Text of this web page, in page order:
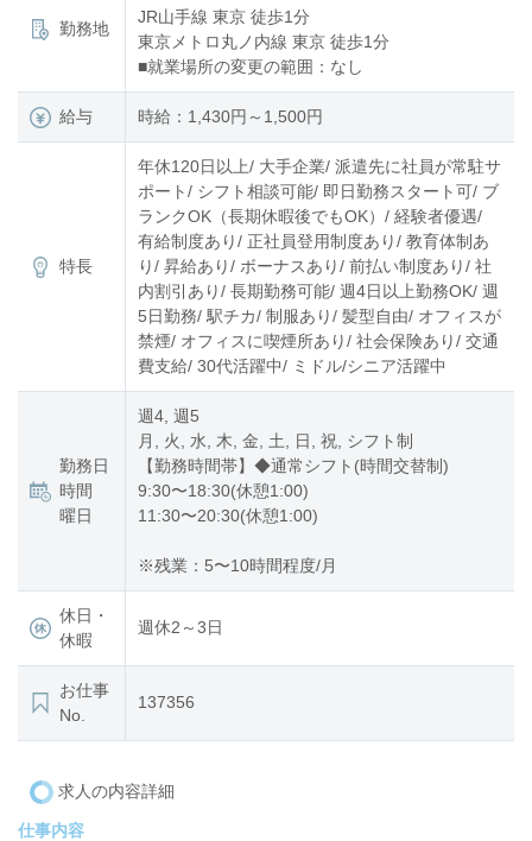
勤務地
JR山手線 東京 徒歩1分
東京メトロ丸ノ内線 東京 徒歩1分
■就業場所の変更の範囲：なし
給与 時給：1,430円～1,500円
特長
年休120日以上/ 大手企業/ 派遣先に社員が常駐サ
ポート/ シフト相談可能/ 即日勤務スタート可/ ブ
ランクOK（長期休暇後でもOK）/ 経験者優遇/
有給制度あり/ 正社員登用制度あり/ 教育体制あ
り/ 昇給あり/ ボーナスあり/ 前払い制度あり/ 社
内割引あり/ 長期勤務可能/ 週4日以上勤務OK/ 週
5日勤務/ 駅チカ/ 制服あり/ 髪型自由/ オフィスが
禁煙/ オフィスに喫煙所あり/ 社会保険あり/ 交通
費支給/ 30代活躍中/ ミドル/シニア活躍中
勤務日
時間
曜日
週4, 週5
月, 火, 水, 木, 金, 土, 日, 祝, シフト制
【勤務時間帯】◆通常シフト(時間交替制)
9:30〜18:30(休憩1:00)
11:30〜20:30(休憩1:00)
※残業：5〜10時間程度/月
休日・
休暇
週休2～3日
お仕事
No.
137356
求人の内容詳細
仕事内容